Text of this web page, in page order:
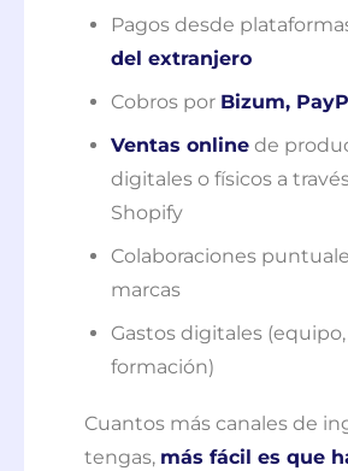
Pagos desde
del extranjero
Cobros por Bizum,
Ventas onlinede
digitales o físicos a
Shopify
Colaboraciones
marcas
Gastos digitales
formación)
Cuantos más canales de
tengas, más fácil es que